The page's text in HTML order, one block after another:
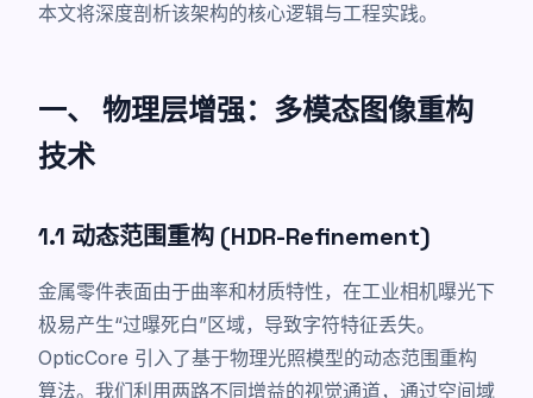
本文将深度剖析该架构的核心逻辑与工程实践。
一、 物理层增强：多模态图像重构
技术
1.1 动态范围重构 (HDR-Refinement)
金属零件表面由于曲率和材质特性，在工业相机曝光下
极易产生“过曝死白”区域，导致字符特征丢失。
OpticCore 引入了基于物理光照模型的动态范围重构
算法。我们利用两路不同增益的视觉通道，通过空间域